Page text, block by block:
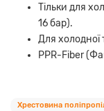
Тільки для
16 бар).
Для холодної
PPR-Fiber
Хрестовина